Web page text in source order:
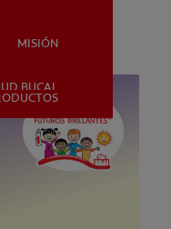
DE SALUD BUCAL
DE PRODUCTOS
MISIÓN
BUCAL